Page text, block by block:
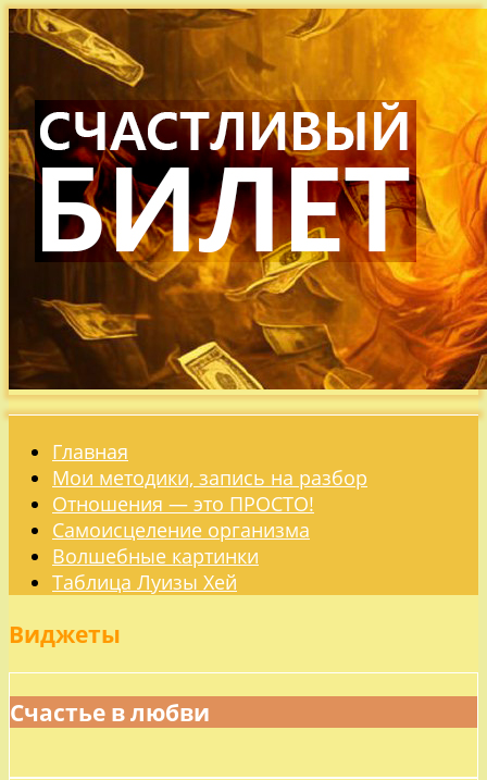
Главная
Мои методики, запись на разбор
Отношения — это ПРОСТО!
Самоисцеление организма
Волшебные картинки
Таблица Луизы Хей
Виджеты
Счастье в любви